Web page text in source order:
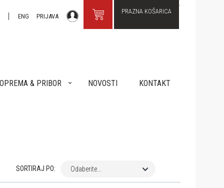
ENG PRIJAVA
PRAZNA KOŠARICA
OPREMA & PRIBOR NOVOSTI KONTAKT
SORTIRAJ PO: Odaberite...